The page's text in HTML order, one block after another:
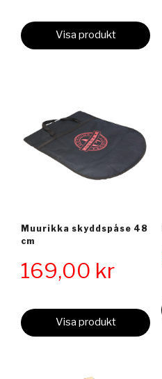
Visa produkt
Muurikka skyddspåse 48
cm
169,00 kr
Visa produkt